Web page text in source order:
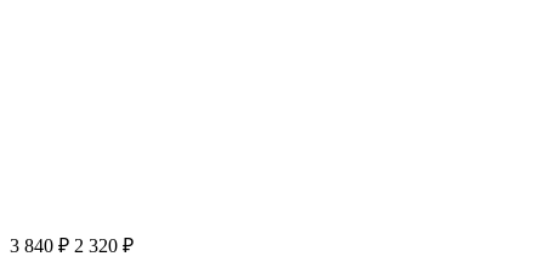
3 840 ₽ 2 320 ₽